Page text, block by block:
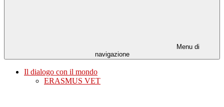
Menu di
navigazione
Il dialogo con il mondo
ERASMUS VET